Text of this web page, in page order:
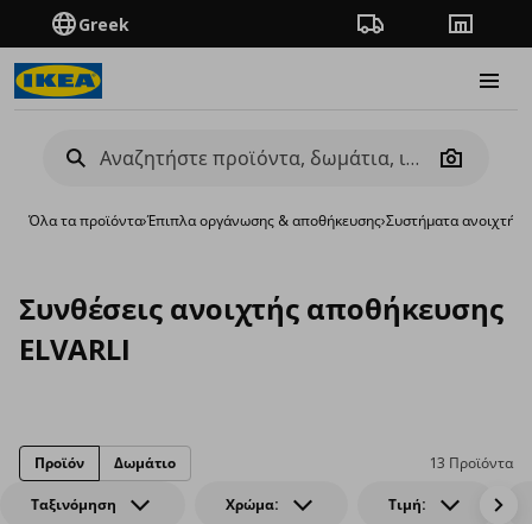
Greek Πορεία παραγγελίας
Camera
Όλα τα προϊόντα›Έπιπλα οργάνωσης & αποθήκευσης›Συστήματα ανοιχτής
Συνθέσεις ανοιχτής αποθήκευσης
ELVARLI
Ταξινόμηση Χρώμα: Τιμή:
13 Προϊόντα
Προϊόν Δωμάτιο